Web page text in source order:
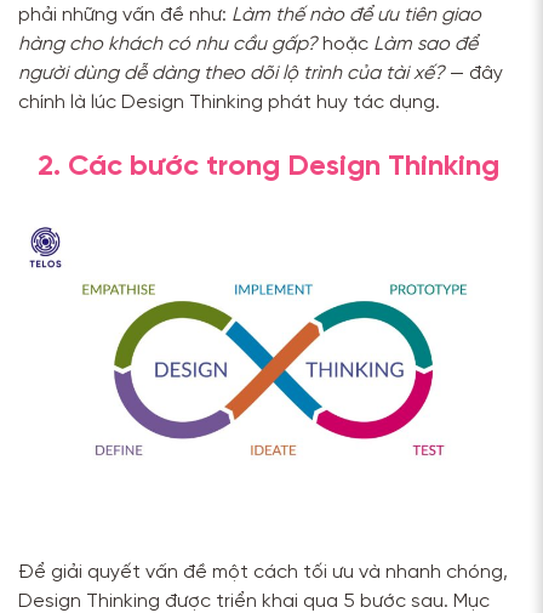
phải những vấn đề như: Làm thế nào để ưu tiên giao
hàng cho khách có nhu cầu gấp?hoặc Làm sao để
người dùng dễ dàng theo dõi lộ trình của tài xế?— đây
chính là lúc Design Thinking phát huy tác dụng.
2. Các bước trong Design Thinking
Để giải quyết vấn đề một cách tối ưu và nhanh chóng,
Design Thinking được triển khai qua 5 bước sau. Mục